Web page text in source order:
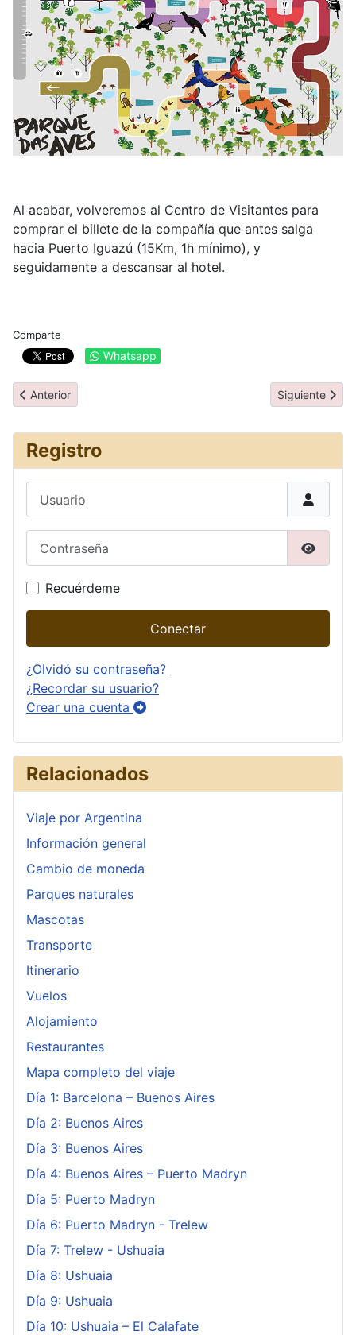
Al acabar, volveremos al Centro de Visitantes para
comprar el billete de la compañía que antes salga
hacia Puerto Iguazú (15Km, 1h mínimo), y
seguidamente a descansar al hotel.
Comparte
Whatsapp
Artículo anterior: Día 17: Bariloche - Iguazú
Anterior Artículo
Siguiente
Registro
Recuérdeme
Conectar
¿Olvidó su contraseña?
¿Recordar su usuario?
Crear una cuenta
Relacionados
Viaje por Argentina
Información general
Cambio de moneda
Parques naturales
Mascotas
Transporte
Itinerario
Vuelos
Alojamiento
Restaurantes
Mapa completo del viaje
Día 1: Barcelona – Buenos Aires
Día 2: Buenos Aires
Día 3: Buenos Aires
Día 4: Buenos Aires – Puerto Madryn
Día 5: Puerto Madryn
Día 6: Puerto Madryn - Trelew
Día 7: Trelew - Ushuaia
Día 8: Ushuaia
Día 9: Ushuaia
Día 10: Ushuaia – El Calafate